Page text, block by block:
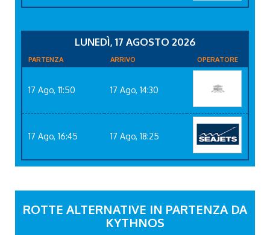
LUNEDÌ, 17 AGOSTO 2026
PARTENZA ARRIVO OPERATORE
17 Ago, 11:50 17 Ago, 14:30
17 Ago, 16:45 17 Ago, 18:25
ROTTE ALTERNATIVE IN PARTENZA DA
KYTHNOS